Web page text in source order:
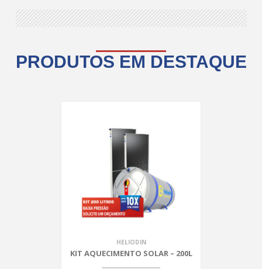
PRODUTOS EM DESTAQUE
HELIODIN
KIT AQUECIMENTO SOLAR – 200L